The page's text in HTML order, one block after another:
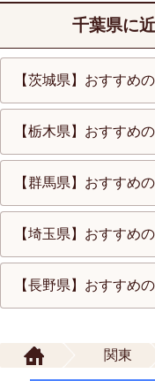
関東
千葉県に
【茨城県】おすすめ
【栃木県】おすすめ
【群馬県】おすすめ
【埼玉県】おすすめ
【長野県】おすすめ